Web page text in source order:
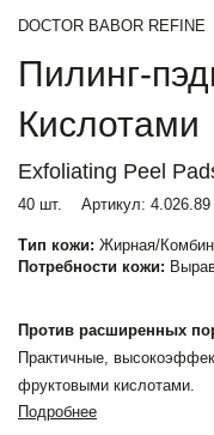
DOCTOR BABOR REFINE
Пилинг-
Кислотами
Exfoliating Peel
40 шт. Артикул: 4.026.89
Тип кожи: Жирная/
Потребности кожи:
Против расширенных
Практичные,
фруктовыми кислотами.
Подробнее